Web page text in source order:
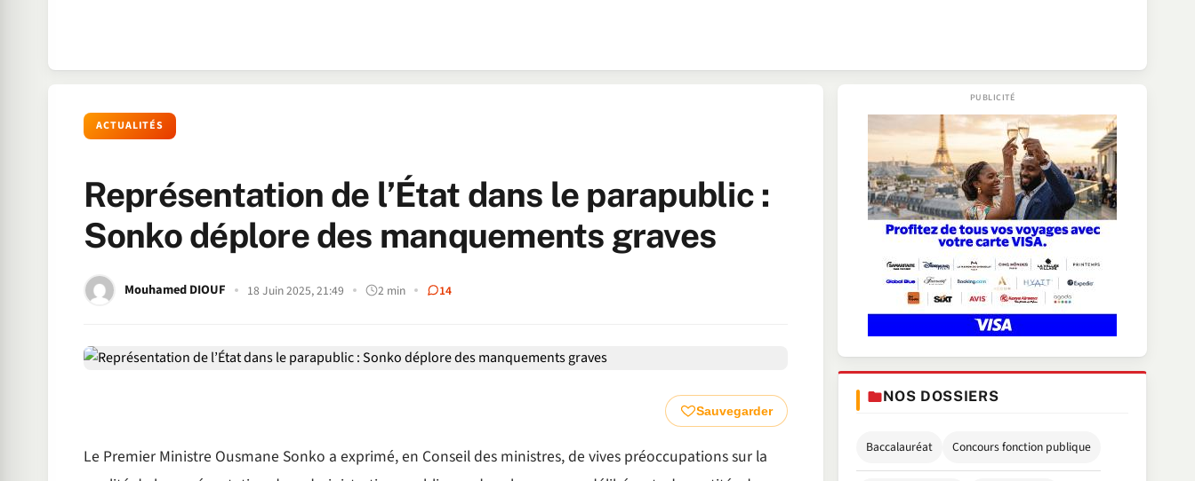
ACTUALITÉS
Représentation de l’État dans le parapublic :
Sonko déplore des manquements graves
Mouhamed DIOUF 18 Juin 2025, 21:49 2 min 14
Sauvegarder
Le Premier Ministre Ousmane Sonko a exprimé, en Conseil des ministres, de vives préoccupations sur la
NOS DOSSIERS
Baccalauréat Concours fonction publique